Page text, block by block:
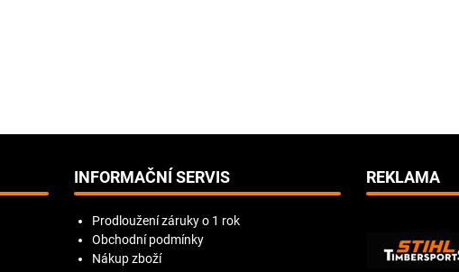
INFORMAČNÍ SERVIS
Prodloužení záruky o 1 rok
Obchodní podmínky
Nákup zboží
REKLAMA